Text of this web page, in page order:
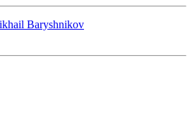
Baryshnikov